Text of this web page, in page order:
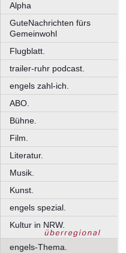
Alpha
GuteNachrichten fürs
Gemeinwohl
Flugblatt.
trailer-ruhr podcast.
engels zahl-ich.
ABO.
Bühne.
Film.
Literatur.
Musik.
Kunst.
engels spezial.
Kultur in NRW.
engels-Thema.